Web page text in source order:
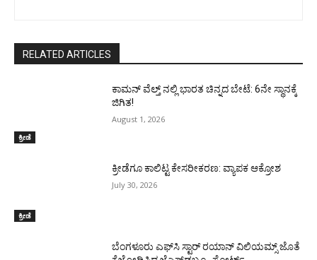
RELATED ARTICLES
ಕ್ರೀಡೆ
ಕಾಮನ್ ವೆಲ್ತ್ ನಲ್ಲಿ ಭಾರತ ಚಿನ್ನದ ಬೇಟೆ: 6ನೇ ಸ್ಥಾನಕ್ಕೆ
ಜಿಗಿತ!
August 1, 2026
ಕ್ರೀಡೆ
ಕ್ರೀಡೆಗೂ ಕಾಲಿಟ್ಟ ಕೇಸರೀಕರಣ: ವ್ಯಾಪಕ ಆಕ್ರೋಶ
July 30, 2026
ಬೆಂಗಳೂರು ಎಫ್‌ಸಿ ಸ್ಟಾರ್ ರಯಾನ್ ವಿಲಿಯಮ್ಸ್ ಜೊತೆ